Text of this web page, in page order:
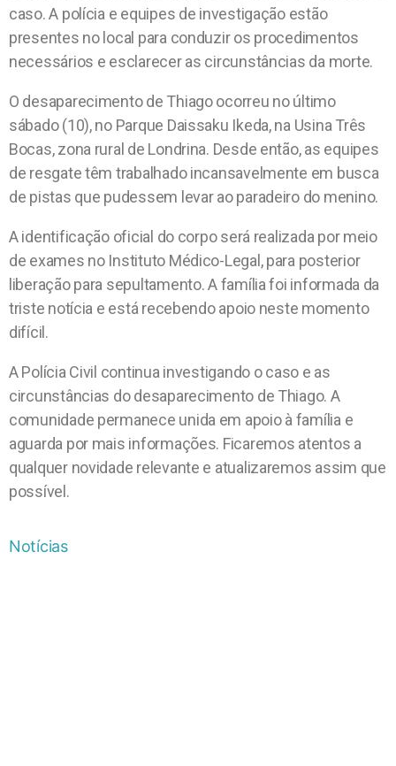
caso. A polícia e equipes de investigação estão
presentes no local para conduzir os procedimentos
necessários e esclarecer as circunstâncias da morte.
O desaparecimento de Thiago ocorreu no último
sábado (10), no Parque Daissaku Ikeda, na Usina Três
Bocas, zona rural de Londrina. Desde então, as equipes
de resgate têm trabalhado incansavelmente em busca
de pistas que pudessem levar ao paradeiro do menino.
A identificação oficial do corpo será realizada por meio
de exames no Instituto Médico-Legal, para posterior
liberação para sepultamento. A família foi informada da
triste notícia e está recebendo apoio neste momento
difícil.
A Polícia Civil continua investigando o caso e as
circunstâncias do desaparecimento de Thiago. A
comunidade permanece unida em apoio à família e
aguarda por mais informações. Ficaremos atentos a
qualquer novidade relevante e atualizaremos assim que
possível.
Notícias